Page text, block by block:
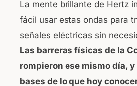
La mente brillante de Hertz
fácil usar estas ondas para
señales eléctricas sin
Las barreras físicas de la
rompieron ese mismo día,
bases de lo que hoy